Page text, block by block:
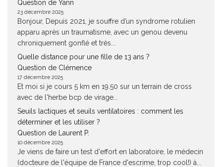
Question de Yann
23 décembre 2025
Bonjour, Depuis 2021, je souffre d’un syndrome rotulien
apparu après un traumatisme, avec un genou devenu
chroniquement gonflé et très...
Quelle distance pour une fille de 13 ans ?
Question de Clémence
17 décembre 2025
Et moi si je cours 5 km en 19.50 sur un terrain de cross
avec de l'herbe bcp de virage...
Seuils lactiques et seuils ventilatoires : comment les
déterminer et les utiliser ?
Question de Laurent P.
10 décembre 2025
Je viens de faire un test d'effort en laboratoire, le médecin
(docteure de l'équipe de France d'escrime, trop cool!) à...